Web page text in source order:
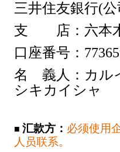
三井住友銀行(
支 店：六本
口座番号：
名 義人：カル
シキカイシャ
■ 汇款方： 必须使用
人员联系。